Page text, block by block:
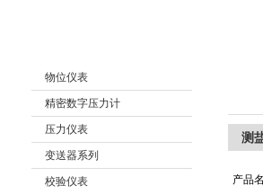
物位仪表
精密数字压力计
压力仪表
变送器系列
校验仪表
测
产品